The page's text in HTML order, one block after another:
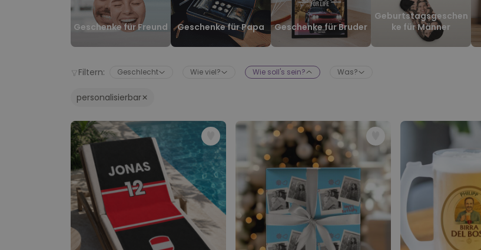
Fotodecke mit Gesicht
39,99 €
2er Set im Polaroid-Look
Personalisierbar
Personalisierbarer
Bademantel mit Symbol und
Text
39,99 €
Geschenke für Freund Geschenke für Papa Geschenke für Bruder
Geburtstagsgeschen
ke für Männer
Filtern: Geschlecht Wie viel? Wie soll's sein? Was?
personalisierbar